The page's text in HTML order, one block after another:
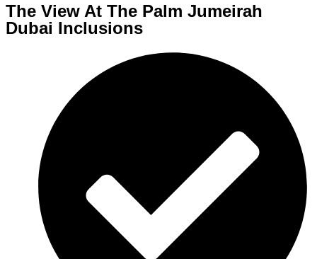
The View At The Palm Jumeirah
Dubai Inclusions